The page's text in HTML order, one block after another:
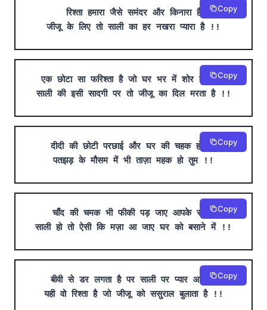
रिश्ता हमारा जैसे समंदर और किनारा है
जीजू के लिए तो साली का हर नखरा प्यारा है !!
Copy
एक छोटा सा फरिश्ता है जो घर भर में शोर करता है
साली की इसी सादगी पर तो जीजू का दिल मरता है !!
Copy
दीदी की छोटी परछाई और घर की चहक हो तुम
पतझड़ के मौसम में भी ताज़ा महक हो तुम !!
Copy
चाँद की चमक भी फीकी पड़ जाए आपके सामने
साली हो तो ऐसी कि मज़ा आ जाए घर को बसाने में !!
Copy
बीवी से डर लगता है पर साली पर प्यार आता है
यही वो रिश्ता है जो जीजू को ससुराल बुलाता है !!
Copy